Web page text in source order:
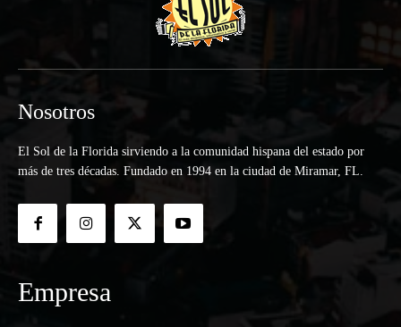
Nosotros
El Sol de la Florida sirviendo a la comunidad hispana del estado por
más de tres décadas. Fundado en 1994 en la ciudad de Miramar, FL.
Empresa